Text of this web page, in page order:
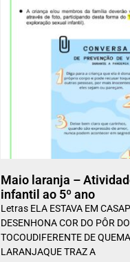
Maio laranja –
infantil ao 5º ano
Letras ELA ESTAVA EM
DESENHONA COR DO PÔR
TOCOUDIFERENTE DE
LARANJAQUE TRAZ A